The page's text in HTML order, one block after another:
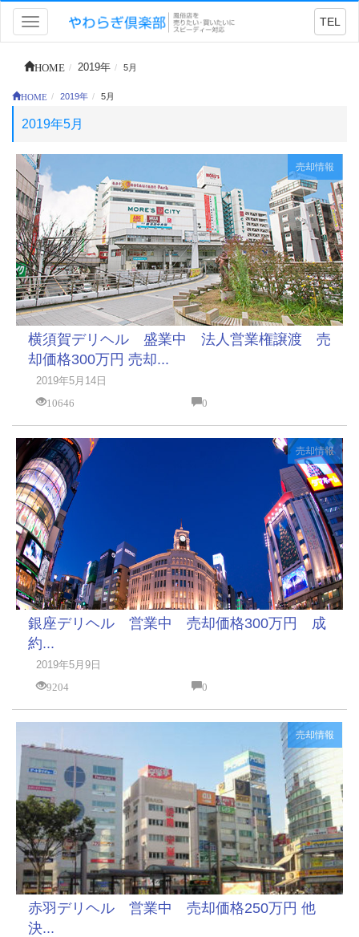
Toggle
navigation
TEL
HOME 2019年 5月
HOME 2019年 5月
2019年5月
売却情報
横須賀デリヘル 盛業中 法人営業権譲渡 売
却価格300万円 売却...
2019年5月14日
10646
0
売却情報
銀座デリヘル 営業中 売却価格300万円 成
約...
2019年5月9日
9204
0
売却情報
赤羽デリヘル 営業中 売却価格250万円 他
決...